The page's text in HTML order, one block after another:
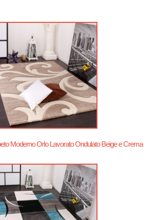
Moderno Orlo Lavorato Ondulato Beige e Crema